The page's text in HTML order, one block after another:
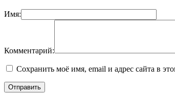
Имя:
Комментарий:
Сохранить моё имя, email и адрес сайта в